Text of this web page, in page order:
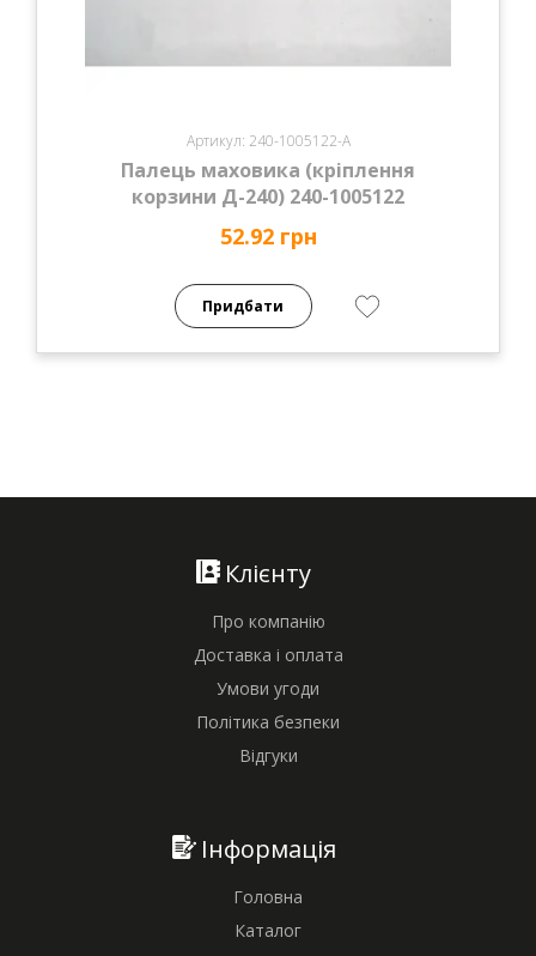
Артикул: 240-1005122-А
Палець маховика (кріплення
корзини Д-240) 240-1005122
52.92 грн
Придбати
Клієнту
Про компанію
Доставка і оплата
Умови угоди
Політика безпеки
Відгуки
Інформація
Головна
Каталог